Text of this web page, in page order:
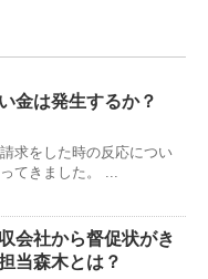
金は発生するか？
求をした時の反応につい
てきました。 ...
会社から督促状がき
当森木とは？